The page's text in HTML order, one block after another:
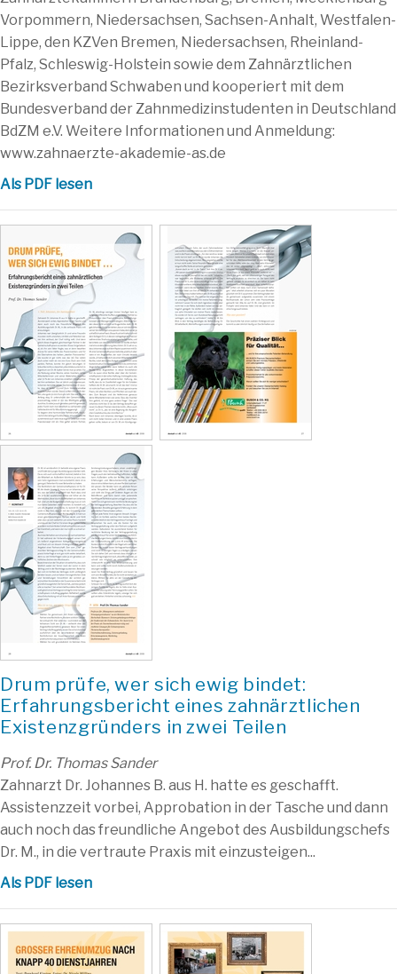
Vorpommern, Niedersachsen, Sachsen-Anhalt, Westfalen-
Lippe, den KZVen Bremen, Niedersachsen, Rheinland-
Pfalz, Schleswig-Holstein sowie dem Zahnärztlichen
Bezirksverband Schwaben und kooperiert mit dem
Bundesverband der Zahnmedizinstudenten in Deutschland
BdZM e.V. Weitere Informationen und Anmeldung:
www.zahnaerzte-akademie-as.de
Als PDF lesen
Drum prüfe, wer sich ewig bindet:
Erfahrungsbericht eines zahnärztlichen
Existenzgründers in zwei Teilen
Prof. Dr. Thomas Sander
Zahnarzt Dr. Johannes B. aus H. hatte es geschafft.
Assistenzzeit vorbei, Approbation in der Tasche und dann
auch noch das freundliche Angebot des Ausbildungschefs
Dr. M., in die vertraute Praxis mit einzusteigen...
Als PDF lesen